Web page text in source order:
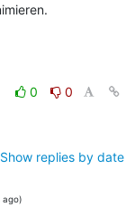
0
0
Show replies by date
ago)